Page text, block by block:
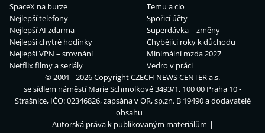
SpaceX na burze
Nejlepší telefony
Nejlepší AI zdarma
Nejlepší chytré hodinky
Nejlepší VPN – srovnání
Netflix filmy a seriály
Temu a clo
Spořicí účty
Superdávka – změny
Chybějící roky k důchodu
Minimální mzda 2027
Vedro v práci
© 2001 - 2026 CopyrightCZECH NEWS CENTER a.s.
se sídlem náměstí Marie Schmolkové 3493/1, 100 00 Praha 10 -
Strašnice, IČO: 02346826, zapsána v OR, sp.zn. B 19490 a dodavatelé
obsahu
Autorská práva k publikovaným materiálům